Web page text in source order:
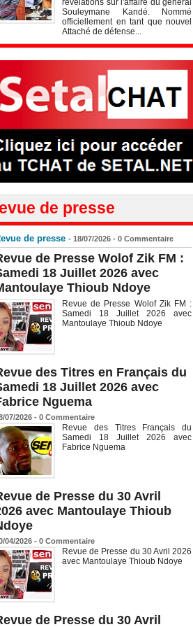
révélations sur l'affaire du général
Souleymane Kandé. Nommé
officiellement en tant que nouvel
Attaché de défense...
de presse
de presse - 18/07/2026 - 0 Commentaire
de Presse Wolof Zik FM :
18 Juillet 2026 avec
Thioub Ndoye
Revue de Presse Wolof Zik FM :
Samedi 18 Juillet 2026 avec
Mantoulaye Thioub Ndoye
des Titres en Français du
18 Juillet 2026 avec
Nguema
07/2026 - 0 Commentaire
Revue des Titres Français du
Samedi 18 Juillet 2026 avec
Fabrice Nguema
de Presse du 30 Avril
avec Mantoulaye Thioub
04/2026 - 0 Commentaire
Revue de Presse du 30 Avril 2026
avec Mantoulaye Thioub Ndoye
de Presse du 30 Avril